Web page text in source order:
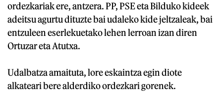
ordezkariak ere, antzera. PP, PSE eta Bilduko kideek
adeitsu agurtu dituzte bai udaleko kide jeltzaleak, bai
entzuleen eserlekuetako lehen lerroan izan diren
Ortuzar eta Atutxa.
Udalbatza amaituta, lore eskaintza egin diote
alkateari bere alderdiko ordezkari gorenek.